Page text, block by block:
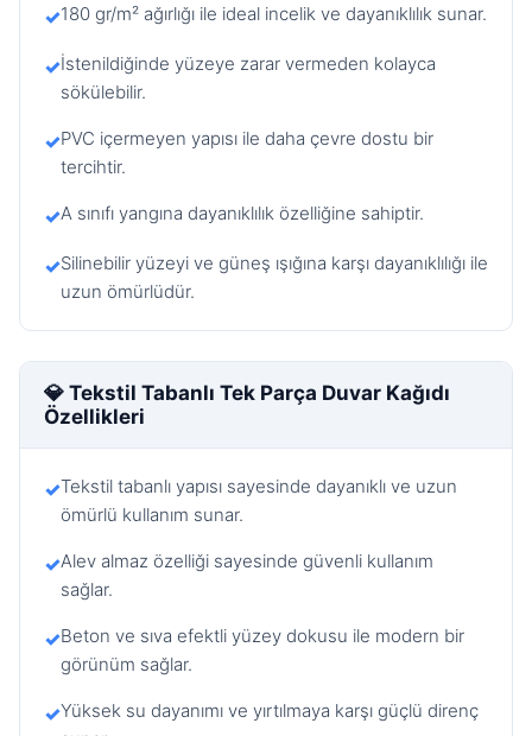
✓180 gr/m² ağırlığı ile ideal incelik ve dayanıklılık sunar.
✓İstenildiğinde yüzeye zarar vermeden kolayca
sökülebilir.
✓PVC içermeyen yapısı ile daha çevre dostu bir
tercihtir.
✓A sınıfı yangına dayanıklılık özelliğine sahiptir.
✓Silinebilir yüzeyi ve güneş ışığına karşı dayanıklılığı ile
uzun ömürlüdür.
💎 Tekstil Tabanlı Tek Parça Duvar Kağıdı
Özellikleri
✓Tekstil tabanlı yapısı sayesinde dayanıklı ve uzun
ömürlü kullanım sunar.
✓Alev almaz özelliği sayesinde güvenli kullanım
sağlar.
✓Beton ve sıva efektli yüzey dokusu ile modern bir
görünüm sağlar.
✓Yüksek su dayanımı ve yırtılmaya karşı güçlü direnç